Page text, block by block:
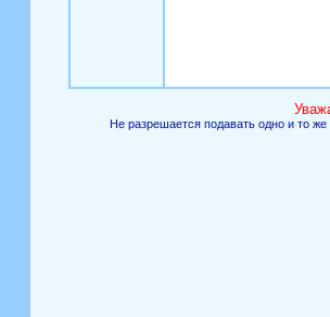
Не разрешается подавать одно и то